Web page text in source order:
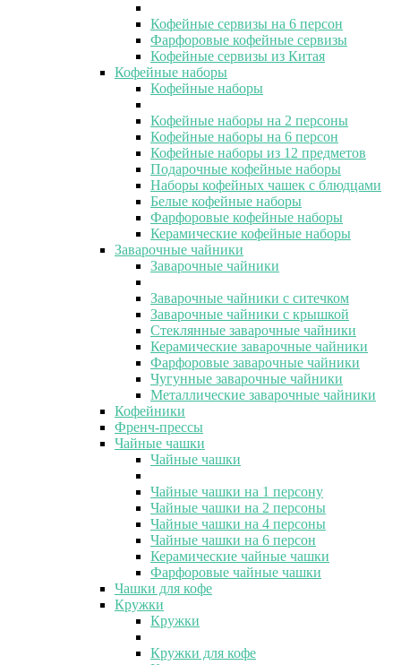
Кофейные сервизы на 6 персон
Фарфоровые кофейные сервизы
Кофейные сервизы из Китая
Кофейные наборы
Кофейные наборы
Кофейные наборы на 2 персоны
Кофейные наборы на 6 персон
Кофейные наборы из 12 предметов
Подарочные кофейные наборы
Наборы кофейных чашек с блюдцами
Белые кофейные наборы
Фарфоровые кофейные наборы
Керамические кофейные наборы
Заварочные чайники
Заварочные чайники
Заварочные чайники с ситечком
Заварочные чайники с крышкой
Стеклянные заварочные чайники
Керамические заварочные чайники
Фарфоровые заварочные чайники
Чугунные заварочные чайники
Металлические заварочные чайники
Кофейники
Френч-прессы
Чайные чашки
Чайные чашки
Чайные чашки на 1 персону
Чайные чашки на 2 персоны
Чайные чашки на 4 персоны
Чайные чашки на 6 персон
Керамические чайные чашки
Фарфоровые чайные чашки
Чашки для кофе
Кружки
Кружки
Кружки для кофе